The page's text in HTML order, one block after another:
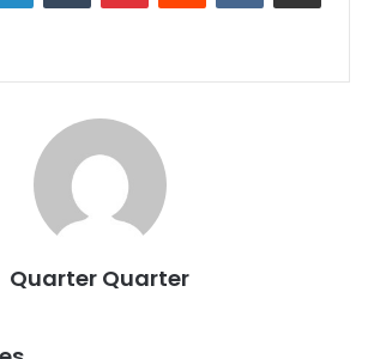
Quarter Quarter